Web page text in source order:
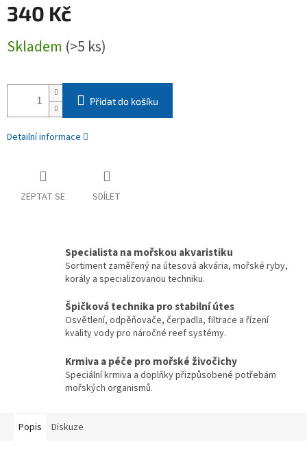
340 Kč
cena:
Skladem (>5 ks)
Přidat do košíku
Detailní informace
ZEPTAT SE SDÍLET
Specialista na mořskou akvaristiku
Sortiment zaměřený na útesová akvária, mořské ryby,
korály a specializovanou techniku.
Špičková technika pro stabilní útes
Osvětlení, odpěňovače, čerpadla, filtrace a řízení
kvality vody pro náročné reef systémy.
Krmiva a péče pro mořské živočichy
Speciální krmiva a doplňky přizpůsobené potřebám
mořských organismů.
Popis Diskuze